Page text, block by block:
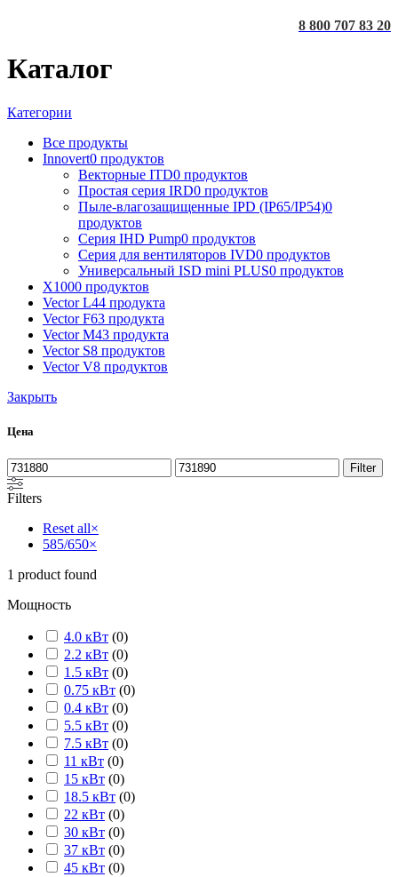
8 800 707 83 20
Каталог
Категории
Все продукты
Innovert0 продуктов
Векторные ITD0 продуктов
Простая серия IRD0 продуктов
Пыле-влагозащищенные IPD (IP65/IP54)0
продуктов
Серия IHD Pump0 продуктов
Серия для вентиляторов IVD0 продуктов
Универсальный ISD mini PLUS0 продуктов
X1000 продуктов
Vector L44 продукта
Vector F63 продукта
Vector M43 продукта
Vector S8 продуктов
Vector V8 продуктов
Закрыть
Цена
Filter
Filters
Reset all×
585/650×
1 product found
Мощность
4.0 кВт (0)
2.2 кВт (0)
1.5 кВт (0)
0.75 кВт (0)
0.4 кВт (0)
5.5 кВт (0)
7.5 кВт (0)
11 кВт (0)
15 кВт (0)
18.5 кВт (0)
22 кВт (0)
30 кВт (0)
37 кВт (0)
45 кВт (0)